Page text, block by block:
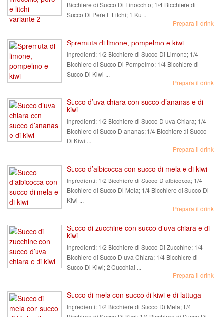
Bicchiere di Succo Di Finocchio; 1/4 Bicchiere di
Succo Di Pere E Litchi; 1 Ku ...
Prepara il drink
Spremuta di limone, pompelmo e kiwi
Ingredienti: 1/2 Bicchiere di Succo Di Limone; 1/4
Bicchiere di Succo Di Pompelmo; 1/4 Bicchiere di
Succo Di Kiwi ...
Prepara il drink
Succo d’uva chiara con succo d’ananas e di
kiwi
Ingredienti: 1/2 Bicchiere di Succo D uva Chiara; 1/4
Bicchiere di Succo D ananas; 1/4 Bicchiere di Succo
Di Kiwi ...
Prepara il drink
Succo d’albicocca con succo di mela e di kiwi
Ingredienti: 1/2 Bicchiere di Succo D albicocca; 1/4
Bicchiere di Succo Di Mela; 1/4 Bicchiere di Succo Di
Kiwi ...
Prepara il drink
Succo di zucchine con succo d’uva chiara e di
kiwi
Ingredienti: 1/2 Bicchiere di Succo Di Zucchine; 1/4
Bicchiere di Succo D uva Chiara; 1/4 Bicchiere di
Succo Di Kiwi; 2 Cucchiai ...
Prepara il drink
Succo di mela con succo di kiwi e di lattuga
Ingredienti: 1/2 Bicchiere di Succo Di Mela; 1/4